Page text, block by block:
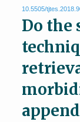
10.5505/
Do